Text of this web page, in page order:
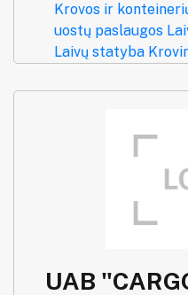
Krovos ir
uostų paslaugos
Laivų statyba
UAB